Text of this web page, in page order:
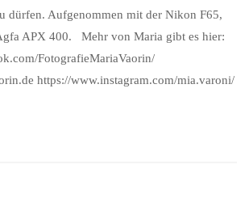
dürfen. Aufgenommen mit der Nikon F65,
APX 400. Mehr von Maria gibt es hier:
FotografieMariaVaorin/
https://www.instagram.com/mia.varoni/